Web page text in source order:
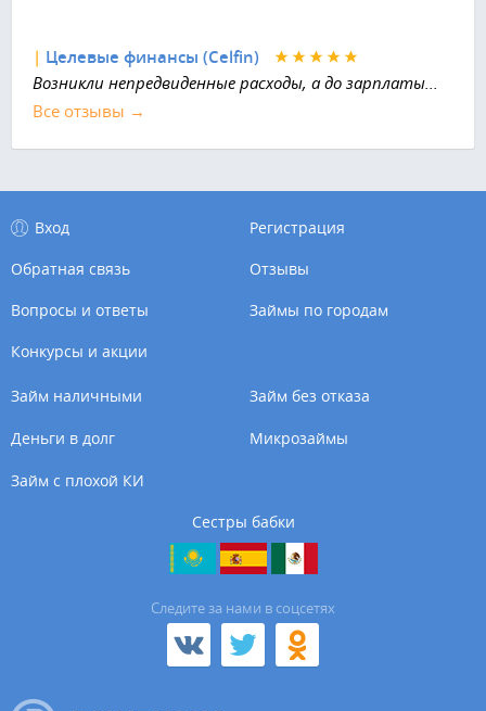
| Целевые финансы (Celfin)
Возникли непредвиденные расходы, а до зарплаты...
Все отзывы →
Вход
Регистрация
Обратная связь
Отзывы
Вопросы и ответы
Займы по городам
Конкурсы и акции
Займ наличными Займ без отказа
Деньги в долг Микрозаймы
Займ с плохой КИ
Сестры бабки
Cледите за нами в соцсетях